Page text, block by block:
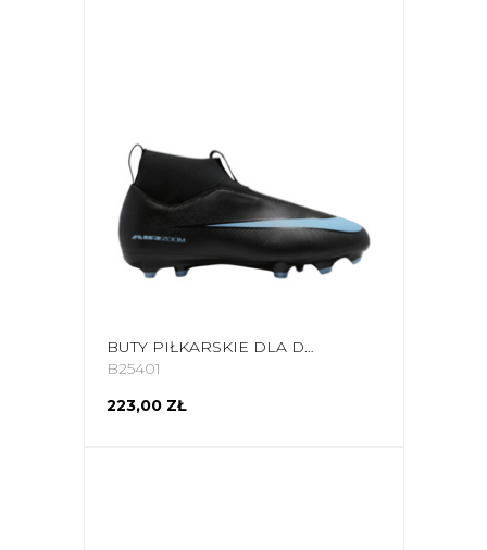
BUTY PIŁKARSKIE DLA DZIECI NIKE ZOOM MERCURIAL SUPERFLY 10 ACADEMY FG/MG FQ8304 001
B25401
223,00 ZŁ